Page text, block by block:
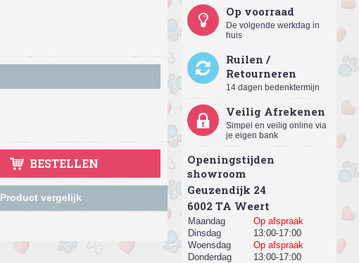
Op voorraad
De volgende werkdag in
huis
Ruilen /
Retourneren
14 dagen bedenktermijn
Veilig Afrekenen
Simpel en veilig online via
je eigen bank
Openingstijden
showroom
Geuzendijk 24
​6002 TA Weert
Maandag
Op afspraak
Dinsdag
13:00-17:00
Woensdag
Op afspraak
Donderdag
13:00-17:00
BESTELLEN
Product vergelijk